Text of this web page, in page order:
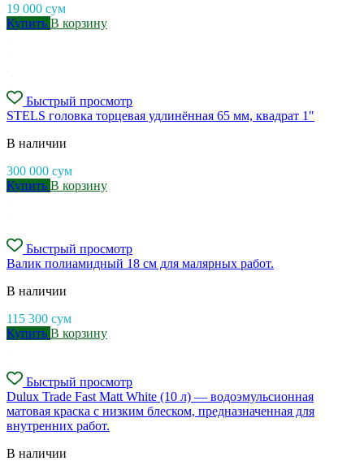
19 000 сум
Купить В корзину
Быстрый просмотр
STELS головка торцевая удлинённая 65 мм, квадрат 1″
В наличии
300 000 сум
Купить В корзину
Быстрый просмотр
Валик полиамидный 18 см для малярных работ.
В наличии
115 300 сум
Купить В корзину
Быстрый просмотр
Dulux Trade Fast Matt White (10 л) — водоэмульсионная
матовая краска с низким блеском, предназначенная для
внутренних работ.
В наличии